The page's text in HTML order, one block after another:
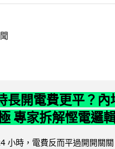
長開電費更平？內
專家拆解慳電邏
小時，電費反而平過開開關